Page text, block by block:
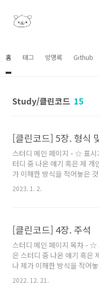
홈 태그 방명록 Github
Study/클린코드 15
[클린코드] 5장. 형식
스터디 메인 페이지 - ☆ 표시
터디 중 나온 얘기 혹은 제 개
가 이해한 방식을 적어놓은
고자 하는 바와 다를 수 있습
의 출처는 클린 코드(로버트
의 다른 측면도 똑같이 무성의
으리라 생각할 것이다. -> ☆
이었다. 예전에 뭔 외주줘서
짬처리 받은적이 있다. 그런
형식을 논하기 이전에 뭔 띄
되어있고, 최대한 완벽해야 할
2023. 1. 2.
[클린코드] 4장. 주석
스터디 메인 페이지 목차 - ☆
은 스터디 중 나온 얘기 혹은
나 제가 이해한 방식을 적어
말하고자 하는 바와 다를 수
미지의 출처는 클린 코드(로버
2022. 12. 21.